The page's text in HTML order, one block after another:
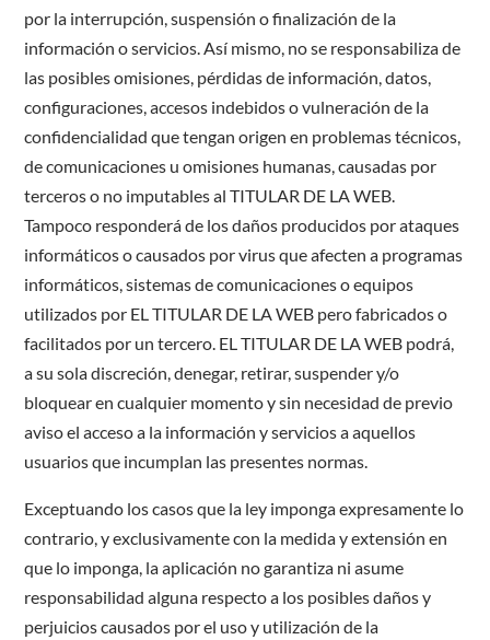
por la interrupción, suspensión o finalización de la
información o servicios. Así mismo, no se responsabiliza de
las posibles omisiones, pérdidas de información, datos,
configuraciones, accesos indebidos o vulneración de la
confidencialidad que tengan origen en problemas técnicos,
de comunicaciones u omisiones humanas, causadas por
terceros o no imputables al TITULAR DE LA WEB.
Tampoco responderá de los daños producidos por ataques
informáticos o causados por virus que afecten a programas
informáticos, sistemas de comunicaciones o equipos
utilizados por EL TITULAR DE LA WEB pero fabricados o
facilitados por un tercero. EL TITULAR DE LA WEB podrá,
a su sola discreción, denegar, retirar, suspender y/o
bloquear en cualquier momento y sin necesidad de previo
aviso el acceso a la información y servicios a aquellos
usuarios que incumplan las presentes normas.
Exceptuando los casos que la ley imponga expresamente lo
contrario, y exclusivamente con la medida y extensión en
que lo imponga, la aplicación no garantiza ni asume
responsabilidad alguna respecto a los posibles daños y
perjuicios causados por el uso y utilización de la